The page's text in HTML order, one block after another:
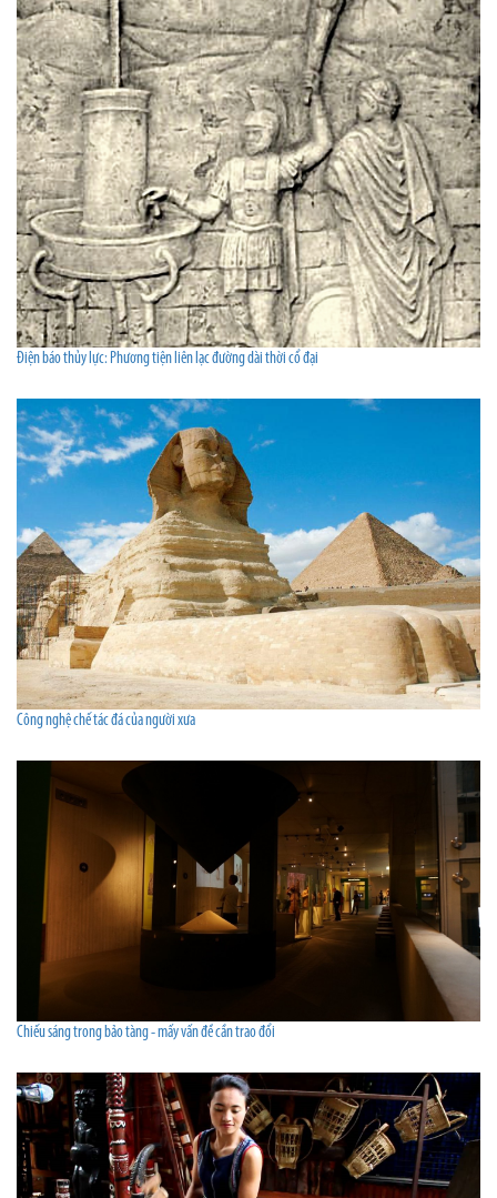
Điện báo thủy lực: Phương tiện liên lạc đường dài thời cổ đại
Công nghệ chế tác đá của người xưa
Chiếu sáng trong bảo tàng - mấy vấn đề cần trao đổi